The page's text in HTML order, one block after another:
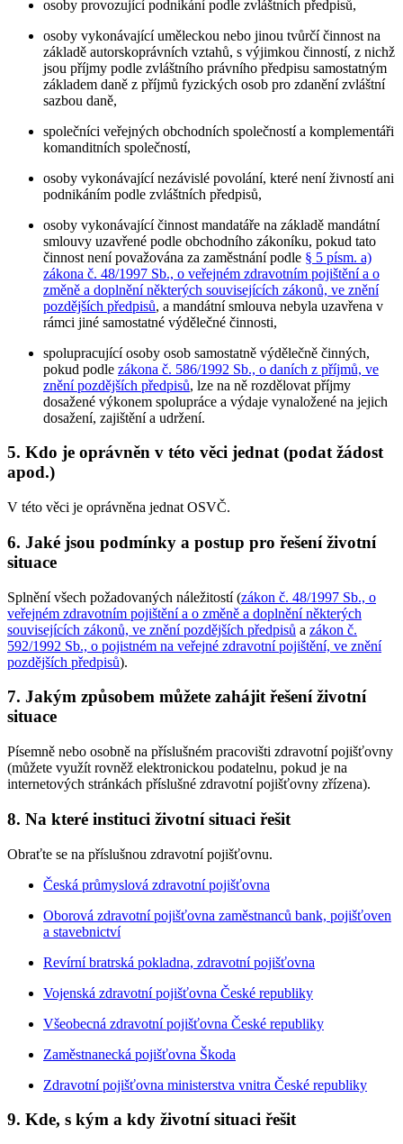
osoby provozující podnikání podle zvláštních předpisů,
osoby vykonávající uměleckou nebo jinou tvůrčí činnost na
základě autorskoprávních vztahů, s výjimkou činností, z nichž
jsou příjmy podle zvláštního právního předpisu samostatným
základem daně z příjmů fyzických osob pro zdanění zvláštní
sazbou daně,
společníci veřejných obchodních společností a komplementáři
komanditních společností,
osoby vykonávající nezávislé povolání, které není živností ani
podnikáním podle zvláštních předpisů,
osoby vykonávající činnost mandatáře na základě mandátní
smlouvy uzavřené podle obchodního zákoníku, pokud tato
činnost není považována za zaměstnání podle § 5 písm. a)
zákona č. 48/1997 Sb., o veřejném zdravotním pojištění a o
změně a doplnění některých souvisejících zákonů, ve znění
pozdějších předpisů, a mandátní smlouva nebyla uzavřena v
rámci jiné samostatné výdělečné činnosti,
spolupracující osoby osob samostatně výdělečně činných,
pokud podle zákona č. 586/1992 Sb., o daních z příjmů, ve
znění pozdějších předpisů, lze na ně rozdělovat příjmy
dosažené výkonem spolupráce a výdaje vynaložené na jejich
dosažení, zajištění a udržení.
5. Kdo je oprávněn v této věci jednat (podat žádost
apod.)
V této věci je oprávněna jednat OSVČ.
6. Jaké jsou podmínky a postup pro řešení životní
situace
Splnění všech požadovaných náležitostí (zákon č. 48/1997 Sb., o
veřejném zdravotním pojištění a o změně a doplnění některých
souvisejících zákonů, ve znění pozdějších předpisů a zákon č.
592/1992 Sb., o pojistném na veřejné zdravotní pojištění, ve znění
pozdějších předpisů).
7. Jakým způsobem můžete zahájit řešení životní
situace
Písemně nebo osobně na příslušném pracovišti zdravotní pojišťovny
(můžete využít rovněž elektronickou podatelnu, pokud je na
internetových stránkách příslušné zdravotní pojišťovny zřízena).
8. Na které instituci životní situaci řešit
Obraťte se na příslušnou zdravotní pojišťovnu.
Česká průmyslová zdravotní pojišťovna
Oborová zdravotní pojišťovna zaměstnanců bank, pojišťoven
a stavebnictví
Revírní bratrská pokladna, zdravotní pojišťovna
Vojenská zdravotní pojišťovna České republiky
Všeobecná zdravotní pojišťovna České republiky
Zaměstnanecká pojišťovna Škoda
Zdravotní pojišťovna ministerstva vnitra České republiky
9. Kde, s kým a kdy životní situaci řešit